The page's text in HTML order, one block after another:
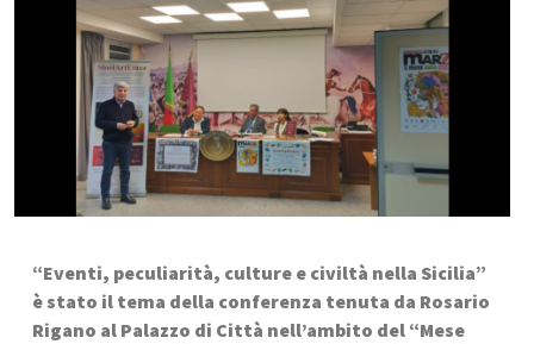
“Eventi, peculiarità, culture e civiltà nella Sicilia”
è stato il tema della conferenza tenuta da Rosario
Rigano al Palazzo di Città nell’ambito del “Mese